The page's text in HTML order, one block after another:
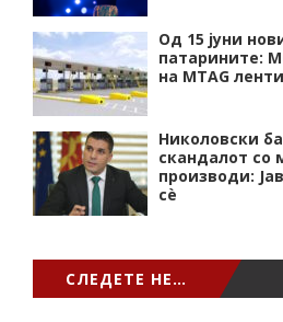
Од 15 јуни
патарините:
на MTAG
Николовски
скандалот со
производи:
сѐ
СЛЕДЕТЕ НЕ…